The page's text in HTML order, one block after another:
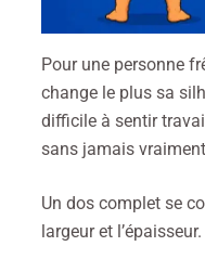
Pour une personne
change le plus sa
difficile à sentir
sans jamais
Un dos complet se
largeur et l’épaisseur.